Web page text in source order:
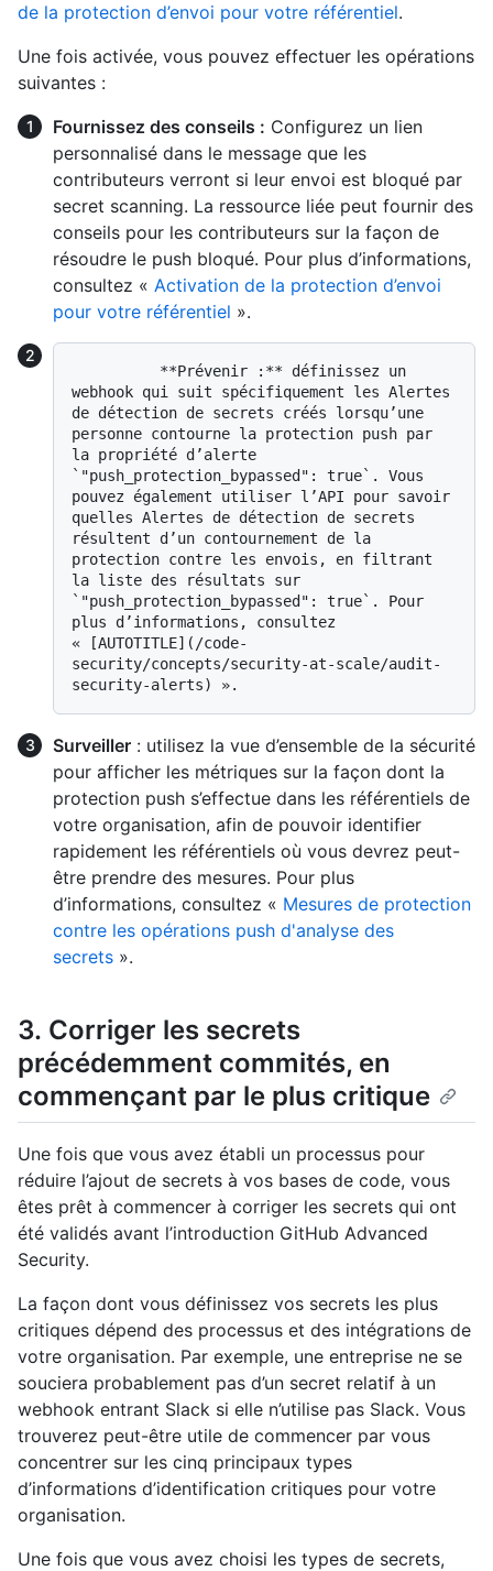
de la protection d’envoi pour votre référentiel.
Une fois activée, vous pouvez effectuer les opérations
suivantes :
Fournissez des conseils : Configurez un lien
personnalisé dans le message que les
contributeurs verront si leur envoi est bloqué par
secret scanning. La ressource liée peut fournir des
conseils pour les contributeurs sur la façon de
résoudre le push bloqué. Pour plus d’informations,
consultez « Activation de la protection d’envoi
pour votre référentiel ».
webhook qui suit spécifiquement les Alertes
de détection de secrets créés lorsqu’une
personne contourne la protection push par
la propriété d’alerte
`"push_protection_bypassed": true`. Vous
pouvez également utiliser l’API pour savoir
quelles Alertes de détection de secrets
résultent d’un contournement de la
protection contre les envois, en filtrant
la liste des résultats sur
`"push_protection_bypassed": true`. Pour
plus d’informations, consultez
« [AUTOTITLE](/code-
security/concepts/security-at-scale/audit-
Surveiller : utilisez la vue d’ensemble de la sécurité
pour afficher les métriques sur la façon dont la
protection push s’effectue dans les référentiels de
votre organisation, afin de pouvoir identifier
rapidement les référentiels où vous devrez peut-
être prendre des mesures. Pour plus
d’informations, consultez « Mesures de protection
contre les opérations push d'analyse des
secrets ».
3. Corriger les secrets
précédemment commités, en
commençant par le plus critique
Une fois que vous avez établi un processus pour
réduire l’ajout de secrets à vos bases de code, vous
êtes prêt à commencer à corriger les secrets qui ont
été validés avant l’introduction GitHub Advanced
Security.
La façon dont vous définissez vos secrets les plus
critiques dépend des processus et des intégrations de
votre organisation. Par exemple, une entreprise ne se
souciera probablement pas d’un secret relatif à un
webhook entrant Slack si elle n’utilise pas Slack. Vous
trouverez peut-être utile de commencer par vous
concentrer sur les cinq principaux types
d’informations d’identification critiques pour votre
organisation.
Une fois que vous avez choisi les types de secrets,